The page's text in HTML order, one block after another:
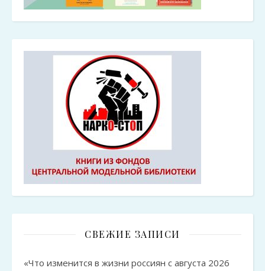
СВЕЖИЕ ЗАПИСИ
«Что изменится в жизни россиян с августа 2026